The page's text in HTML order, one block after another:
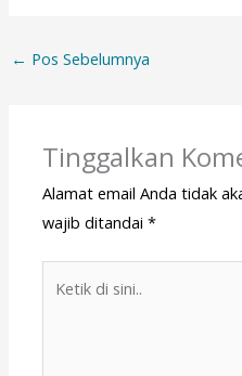
← Pos Sebelumnya
Tinggalkan
Alamat email Anda tidak
wajib ditandai*